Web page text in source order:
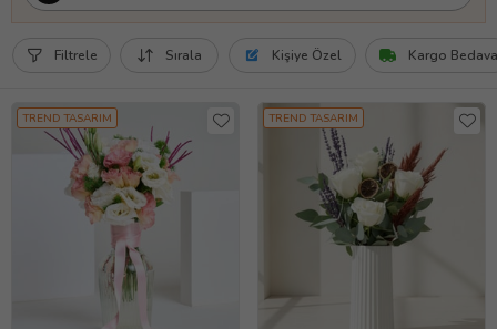
Filtrele Sırala Kişiye Özel Kargo Bedava
TREND TASARIM TREND TASARIM